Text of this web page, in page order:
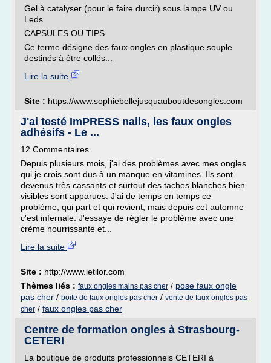
Gel à catalyser (pour le faire durcir) sous lampe UV ou
Leds
CAPSULES OU TIPS
Ce terme désigne des faux ongles en plastique souple
destinés à être collés...
Lire la suite
Site : https://www.sophiebellejusquauboutdesongles.com
J'ai testé ImPRESS nails, les faux ongles
adhésifs - Le ...
12 Commentaires
Depuis plusieurs mois, j'ai des problèmes avec mes ongles
qui je crois sont dus à un manque en vitamines. Ils sont
devenus très cassants et surtout des taches blanches bien
visibles sont apparues. J'ai de temps en temps ce
problème, qui part et qui revient, mais depuis cet automne
c'est infernale. J'essaye de régler le problème avec une
crème nourrissante et...
Lire la suite
Site : http://www.letilor.com
Thèmes liés : faux ongles mains pas cher / pose faux ongle
pas cher / boite de faux ongles pas cher / vente de faux ongles pas
cher / faux ongles pas cher
Centre de formation ongles à Strasbourg-
CETERI
La boutique de produits professionnels CETERI à